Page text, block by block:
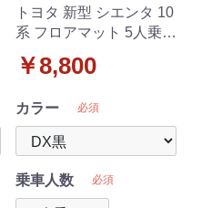
トヨタ 新型 シエンタ 10
系 フロアマット 5人乗り
￥8,800
カラー 必須
乗車人数 必須